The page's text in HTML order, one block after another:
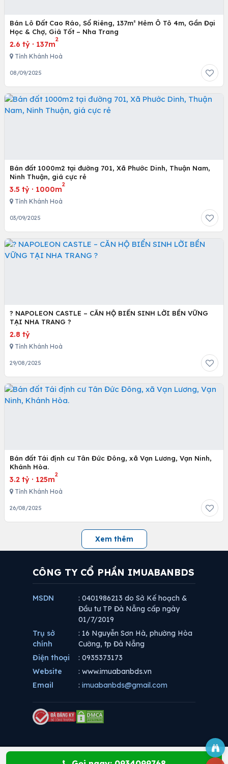
Bán Lô Đất Cao Ráo, Sổ Riêng, 137m² Hẻm Ô Tô 4m, Gần Đại
Học & Chợ, Giá Tốt – Nha Trang
2.6 tỷ · 137m
2
Tỉnh Khánh Hoà
08/09/2025
Bán đất 1000m2 tại đường 701, Xã Phước Dinh, Thuận Nam,
Ninh Thuận, giá cực rẻ
3.5 tỷ · 1000m
2
Tỉnh Khánh Hoà
03/09/2025
? NAPOLEON CASTLE – CĂN HỘ BIỂN SINH LỜI BỀN VỮNG
TẠI NHA TRANG ?
2.8 tỷ
Tỉnh Khánh Hoà
29/08/2025
Bán đất Tái định cư Tân Đức Đông, xã Vạn Lương, Vạn Ninh,
Khánh Hòa.
3.2 tỷ · 125m
2
Tỉnh Khánh Hoà
26/08/2025
Xem thêm
CÔNG TY CỔ PHẦN IMUABANBDS
MSDN
: 0401986213 do Sở Kế hoạch &
Đầu tư TP Đà Nẵng cấp ngày
01/7/2019
Trụ sở
chính
: 16 Nguyễn Sơn Hà, phường Hòa
Cường, tp Đà Nẵng
Điện thoại
: 0935373173
Website
: www.imuabanbds.vn
Email
: imuabanbds@gmail.com